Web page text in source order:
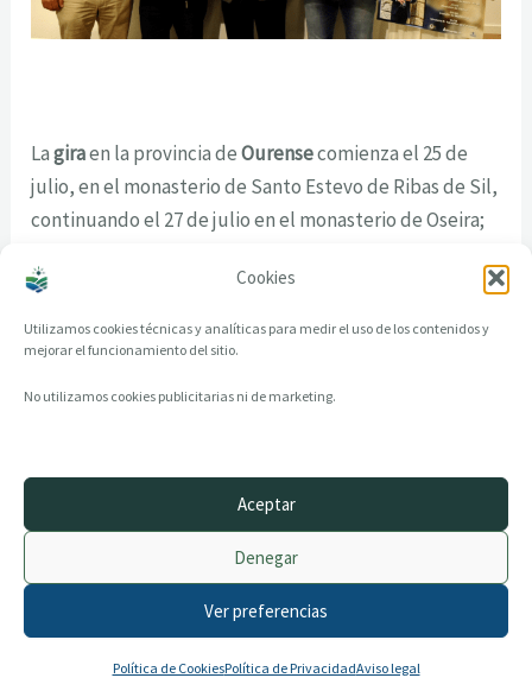
Cookies
Utilizamos cookies técnicas y analíticas para medir el uso de los contenidos y
mejorar el funcionamiento del sitio.
No utilizamos cookies publicitarias ni de marketing.
Aceptar
Denegar
Ver preferencias
Política de CookiesPolítica de PrivacidadAviso legal
Lagiraen la provincia deOurensecomienza el 25 de
julio, en el monasterio de Santo Estevo de Ribas de Sil,
continuando el 27 de julio en el monasterio de Oseira;
12 de agosto en el monasterio de Celanova.
© 2014–2026 creandotuprovincia.es · Todos los derechos reservados
Política de Cookies
Archivo histórico